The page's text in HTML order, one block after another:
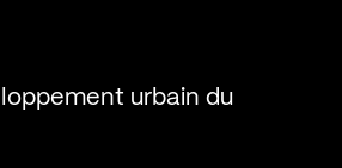
urbain du